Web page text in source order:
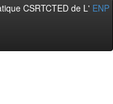
CSRTCTED de L' ENP